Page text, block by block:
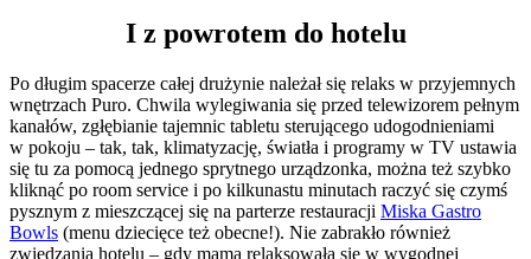
I z powrotem do hotelu
Po długim spacerze całej drużynie należał się relaks w przyjemnych
wnętrzach Puro. Chwila wylegiwania się przed telewizorem pełnym
kanałów, zgłębianie tajemnic tabletu sterującego udogodnieniami
w pokoju – tak, tak, klimatyzację, światła i programy w TV ustawia
się tu za pomocą jednego sprytnego urządzonka, można też szybko
kliknąć po room service i po kilkunastu minutach raczyć się czymś
pysznym z mieszczącej się na parterze restauracji Miska Gastro
Bowls (menu dziecięce też obecne!). Nie zabrakło również
zwiedzania hotelu – gdy mama relaksowała się w wygodnej